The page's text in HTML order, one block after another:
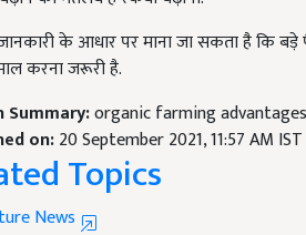
जानकारी के आधार पर माना जा सकता है कि बड़े
करना जरूरी है.
on:20 September 2021, 11:57 AM IST
Topics
News
Farming Zero Budget Farming